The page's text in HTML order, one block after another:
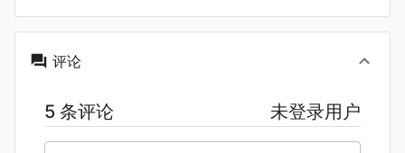
评论
5 条评论 未登录用户